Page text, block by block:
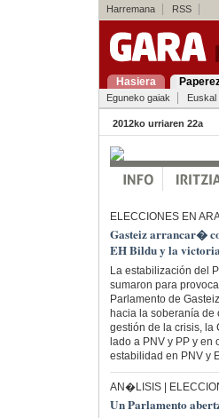
Harremana RSS
Hasiera
Eguneko gaiak Euskal
2012ko urriaren 22a
ELECCIONES EN
Gasteiz arrancar�
EH Bildu y la
La estabilización del
sumaron para
Parlamento de
hacia la soberanía de
gestión de la crisis, la
lado a PNV y PP y
estabilidad en PNV y
AN�LISIS |
Un Parlamento